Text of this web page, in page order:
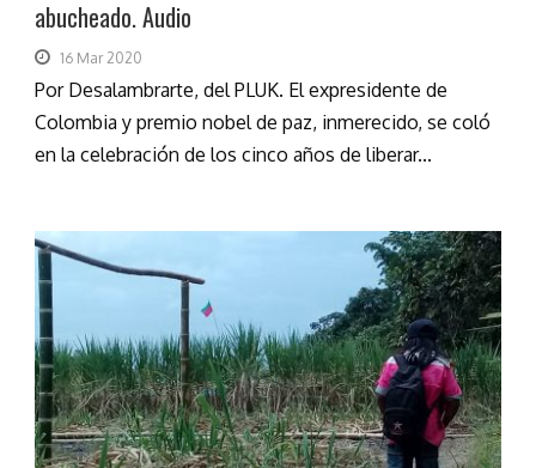
abucheado. Audio
16 Mar 2020
Por Desalambrarte, del PLUK. El expresidente de
Colombia y premio nobel de paz, inmerecido, se coló
en la celebración de los cinco años de liberar...